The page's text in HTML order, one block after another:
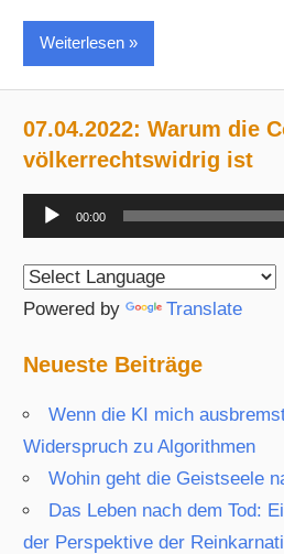
Weiterlesen
07.04.2022: Warum die
völkerrechtswidrig ist
Audio-
Player
00:00
Powered by Translate
Neueste Beiträge
Wenn die KI mich
Widerspruch zu Algorithmen
Wohin geht die Geistseele
Das Leben nach dem Tod:
der Perspektive der